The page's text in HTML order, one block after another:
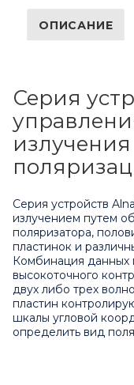
ОПИСАНИЕ
Серия
Серия устройств
излучением путем
поляризатора,
пластинок и
Комбинация данных
высокоточного
двух либо трех
пластин
шкалы угловой
определить вид